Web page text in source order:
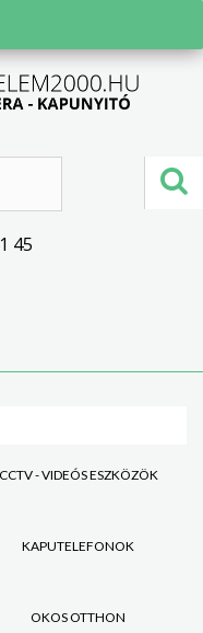
45
CCTV - VIDEÓS ESZKÖZÖK
KAPUTELEFONOK
OKOS OTTHON